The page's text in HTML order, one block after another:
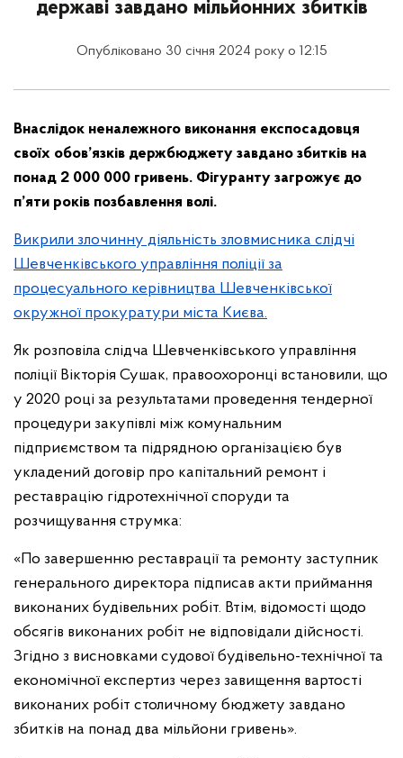
державі завдано мільйонних збитків
Опубліковано 30 січня 2024 року о 12:15
Внаслідок неналежного виконання експосадовця
своїх обов’язків держбюджету завдано збитків на
понад 2 000 000 гривень. Фігуранту загрожує до
п’яти років позбавлення волі.
Викрили злочинну діяльність зловмисника слідчі
Шевченківського управління поліції за
процесуального керівництва Шевченківської
окружної прокуратури міста Києва.
Як розповіла слідча Шевченківського управління
поліції Вікторія Сушак, правоохоронці встановили, що
у 2020 році за результатами проведення тендерної
процедури закупівлі між комунальним
підприємством та підрядною організацією був
укладений договір про капітальний ремонт і
реставрацію гідротехнічної споруди та
розчищування струмка:
«По завершенню реставрації та ремонту заступник
генерального директора підписав акти приймання
виконаних будівельних робіт. Втім, відомості щодо
обсягів виконаних робіт не відповідали дійсності.
Згідно з висновками судової будівельно-технічної та
економічної експертиз через завищення вартості
виконаних робіт столичному бюджету завдано
збитків на понад два мільйони гривень».